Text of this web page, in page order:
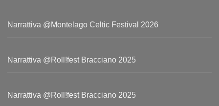
Narrattiva @Montelago Celtic Festival 2026
Narrattiva @Roll!fest Bracciano 2025
Narrattiva @Roll!fest Bracciano 2025